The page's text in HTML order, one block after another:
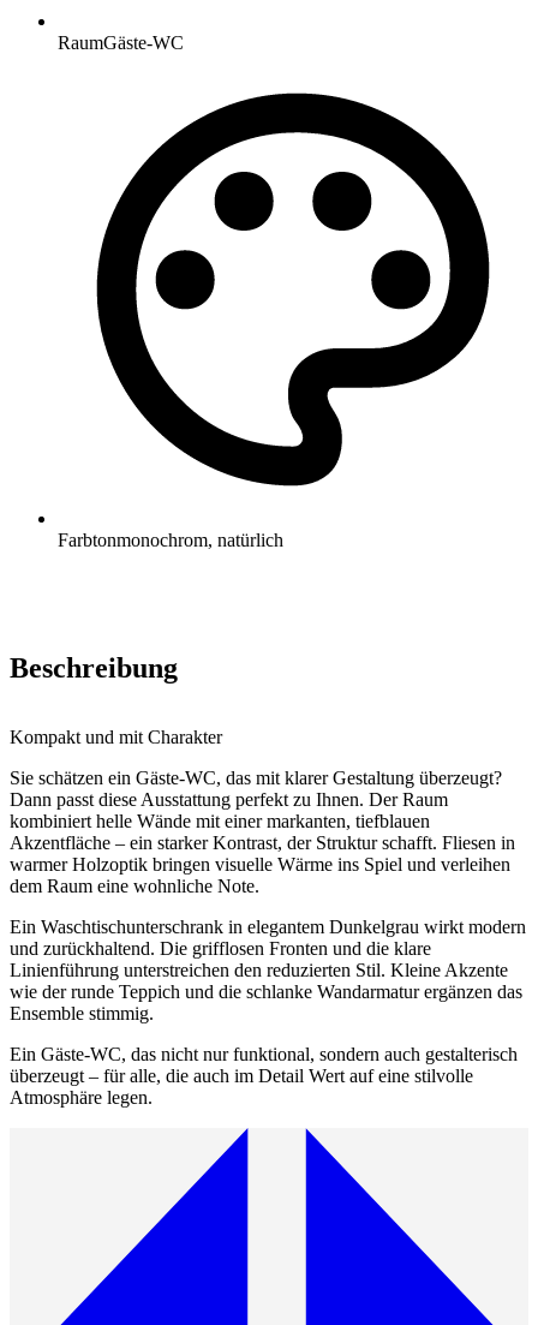
RaumGäste-WC
Farbtonmonochrom, natürlich
Beschreibung
Kompakt und mit Charakter
Sie schätzen ein Gäste-WC, das mit klarer Gestaltung überzeugt?
Dann passt diese Ausstattung perfekt zu Ihnen. Der Raum
kombiniert helle Wände mit einer markanten, tiefblauen
Akzentfläche – ein starker Kontrast, der Struktur schafft. Fliesen in
warmer Holzoptik bringen visuelle Wärme ins Spiel und verleihen
dem Raum eine wohnliche Note.
Ein Waschtischunterschrank in elegantem Dunkelgrau wirkt modern
und zurückhaltend. Die grifflosen Fronten und die klare
Linienführung unterstreichen den reduzierten Stil. Kleine Akzente
wie der runde Teppich und die schlanke Wandarmatur ergänzen das
Ensemble stimmig.
Ein Gäste-WC, das nicht nur funktional, sondern auch gestalterisch
überzeugt – für alle, die auch im Detail Wert auf eine stilvolle
Atmosphäre legen.